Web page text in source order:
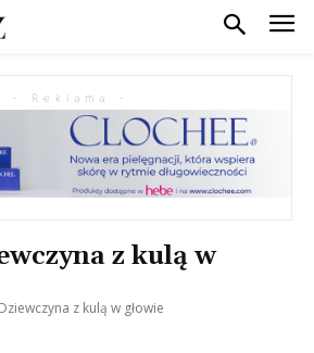
- Reklama -
z kulą w
z kulą w głowie